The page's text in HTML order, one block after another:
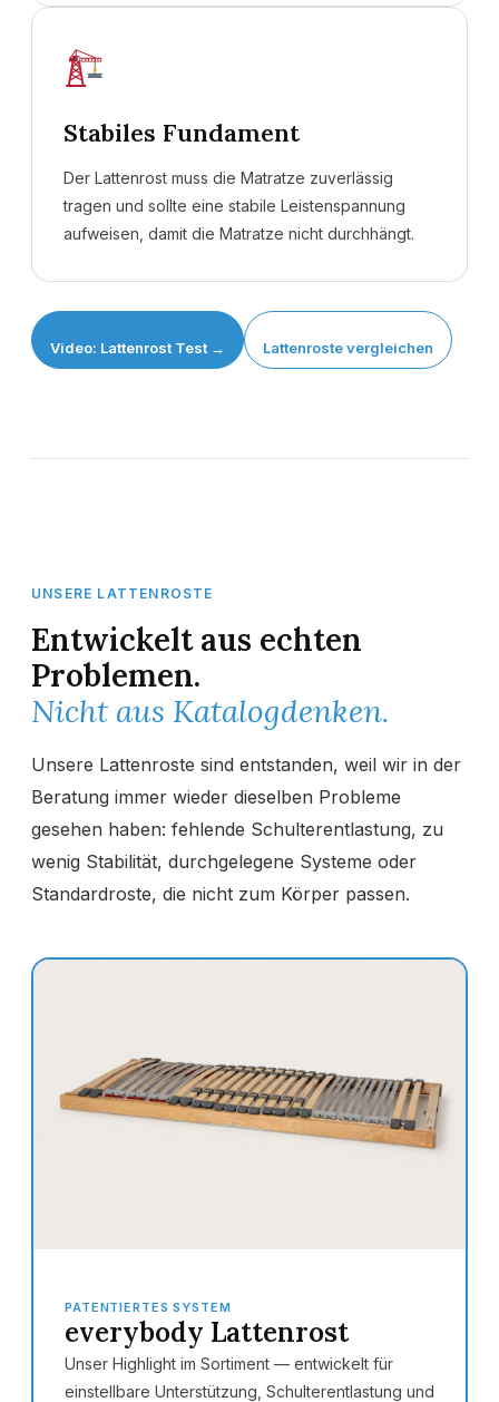
Stabiles Fundament
Der Lattenrost muss die Matratze zuverlässig
tragen und sollte eine stabile Leistenspannung
aufweisen, damit die Matratze nicht durchhängt.
Video: Lattenrost Test → Lattenroste vergleichen
UNSERE LATTENROSTE
Entwickelt aus echten
Problemen.
Nicht aus Katalogdenken.
Unsere Lattenroste sind entstanden, weil wir in der
Beratung immer wieder dieselben Probleme
gesehen haben: fehlende Schulterentlastung, zu
wenig Stabilität, durchgelegene Systeme oder
Standardroste, die nicht zum Körper passen.
PATENTIERTES SYSTEM
everybody Lattenrost
Unser Highlight im Sortiment — entwickelt für
einstellbare Unterstützung, Schulterentlastung und
auf den eigentlichen Inhalt zuzugreifen, klicken Sie auf den Button
unten. Bitte beachten Sie, dass dabei Daten an Drittanbieter
weitergegeben werden.
Weitere Informationen
'